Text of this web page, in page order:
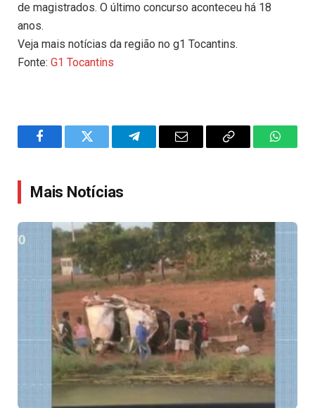
de magistrados. O último concurso aconteceu há 18
anos.
Veja mais notícias da região no g1 Tocantins.
Fonte: G1 Tocantins
FacebookTwitter TelegramEmail
Copy
Mais Notícias